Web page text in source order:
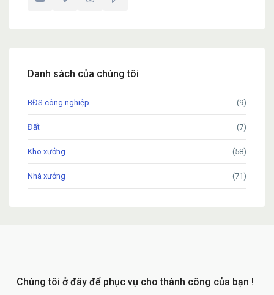
Danh sách của chúng tôi
BĐS công nghiệp (9)
Đất (7)
Kho xưởng (58)
Nhà xưởng (71)
Chúng tôi ở đây để phục vụ cho thành công của bạn !